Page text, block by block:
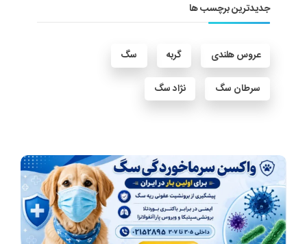
جدیدترین برچسب ها
عروس هلندی گربه سگ
سرطان سگ نژاد سگ